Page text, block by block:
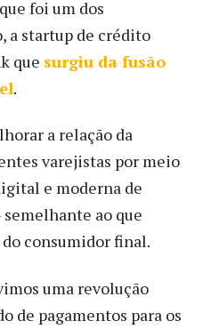
foi um dos
a startup de crédito
que surgiu da fusão
.
a relação da
varejistas por meio
e moderna de
ao que
consumidor final.
uma revolução
de pagamentos para os